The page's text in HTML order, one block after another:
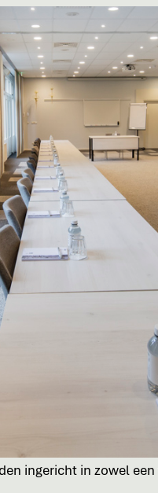
ingericht in zowel